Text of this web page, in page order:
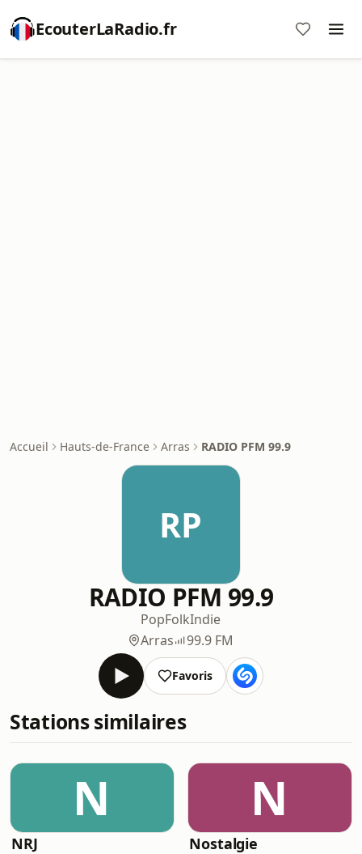
EcouterLaRadio.fr
Accueil Hauts-de-France Arras RADIO PFM 99.9
RP
RADIO PFM 99.9
PopFolkIndie
Arras
99.9 FM
Favoris
Stations similaires
N
NRJ
N
Nostalgie